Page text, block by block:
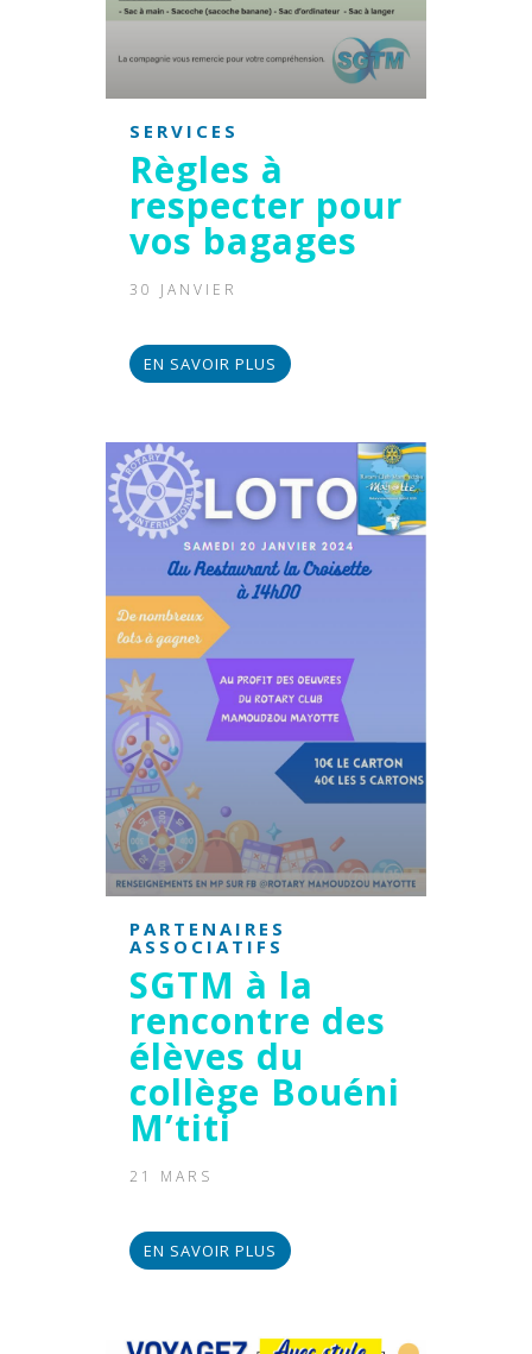
SERVICES
Règles à
respecter pour
vos bagages
30 JANVIER
EN SAVOIR PLUS
PARTENAIRES
ASSOCIATIFS
SGTM à la
rencontre des
élèves du
collège Bouéni
M’titi
21 MARS
EN SAVOIR PLUS